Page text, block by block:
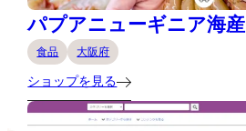
パプアニューギニア海産
食品 大阪府
ショップを見る